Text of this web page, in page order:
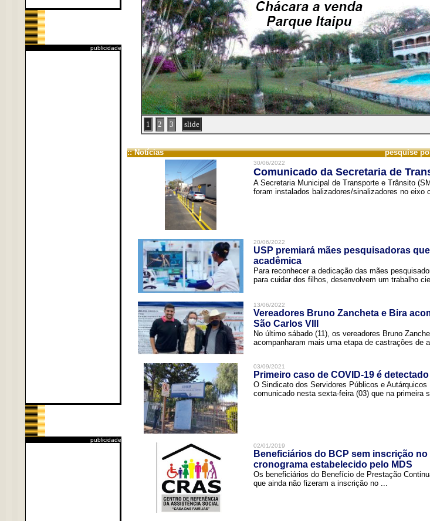
publicidade
publicidade
1 2 3 slide
:: Notícias pesquise
30/06/2022
Comunicado da Secretaria de
A Secretaria Municipal de Transporte e Trânsito
foram instalados balizadores/sinalizadores no eixo
20/06/2022
USP premiará mães pesquisadoras
acadêmica
Para reconhecer a dedicação das mães
para cuidar dos filhos, desenvolvem um trabalho
13/06/2022
Vereadores Bruno Zancheta e Bira
São Carlos VIII
No último sábado (11), os vereadores Bruno
acompanharam mais uma etapa de castrações de
03/09/2021
Primeiro caso de COVID-19 é
O Sindicato dos Servidores Públicos e
comunicado nesta sexta-feira (03) que na primeira
02/01/2019
Beneficiários do BCP sem inscrição
cronograma estabelecido pelo MDS
Os beneficiários do Benefício de Prestação
que ainda não fizeram a inscrição no ...